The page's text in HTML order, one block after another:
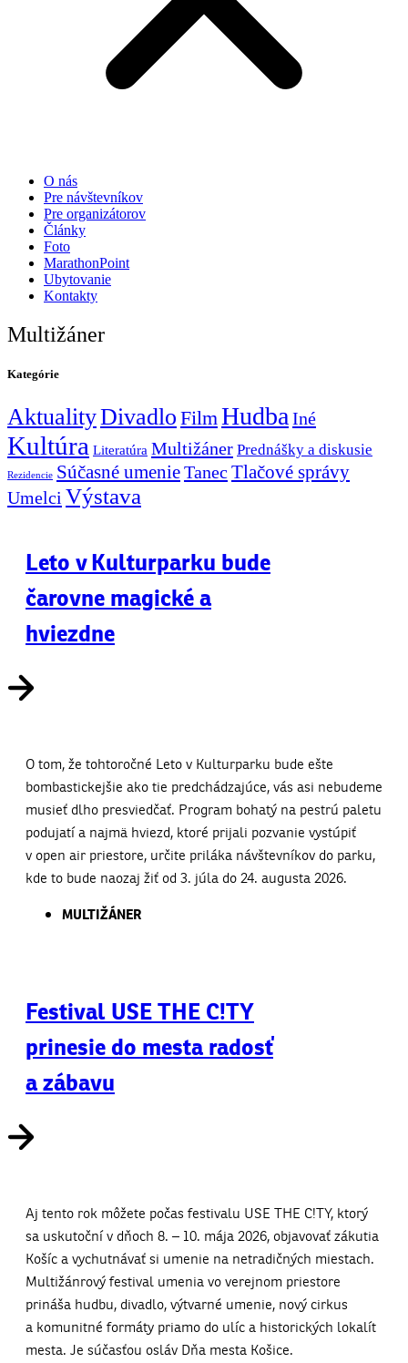
O nás
Pre návštevníkov
Pre organizátorov
Články
Foto
MarathonPoint
Ubytovanie
Kontakty
Multižáner
Kategórie
AktualityDivadlo FilmHudbaIné
Kultúra Literatúra Multižáner Prednášky a diskusie
Rezidencie Súčasné umenieTanec Tlačové správy
Umelci Výstava
Leto v Kulturparku bude
čarovne magické a
hviezdne
O tom, že tohtoročné Leto v Kulturparku bude ešte
bombastickejšie ako tie predchádzajúce, vás asi nebudeme
musieť dlho presviedčať. Program bohatý na pestrú paletu
podujatí a najmä hviezd, ktoré prijali pozvanie vystúpiť
v open air priestore, určite priláka návštevníkov do parku,
kde to bude naozaj žiť od 3. júla do 24. augusta 2026.
MULTIŽÁNER
Festival USE THE C!TY
prinesie do mesta radosť
a zábavu
Aj tento rok môžete počas festivalu USE THE C!TY, ktorý
sa uskutoční v dňoch 8. – 10. mája 2026, objavovať zákutia
Košíc a vychutnávať si umenie na netradičných miestach.
Multižánrový festival umenia vo verejnom priestore
prináša hudbu, divadlo, výtvarné umenie, nový cirkus
a komunitné formáty priamo do ulíc a historických lokalít
mesta. Je súčasťou osláv Dňa mesta Košice.